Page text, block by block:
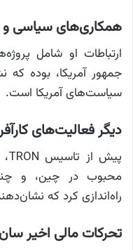
همکاری‌های سیاسی
ارتباطات او شامل
جمهور آمریکا، بوده که
سیاست‌های آمریکا است.
دیگر فعالیت‌های
محبوب در چین، و
راه‌اندازی کرد که
تحرکات مالی اخیر